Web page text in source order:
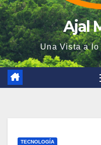
Ajal
Una Vista a lo
TECNOLOGÍA